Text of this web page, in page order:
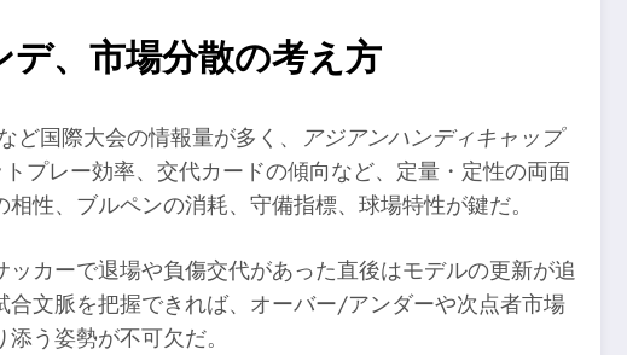
、市場分散の考え方
国際大会の情報量が多く、 アジアンハンディキャップ
プレー効率、交代カードの傾向など、定量・定性の両面
性、ブルペンの消耗、守備指標、球場特性が鍵だ。
カーで退場や負傷交代があった直後はモデルの更新が追
文脈を把握できれば、オーバー/アンダーや次点者市場
添う姿勢が不可欠だ。